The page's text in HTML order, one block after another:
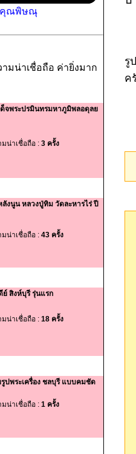
คุณพิษณุ
มน่าเชื่อถือ ค่ายิ่งมาก
ด็จพระปรมินทรมหาภูมิพลอดุลย
น่าเชื่อถือ : 3 ครั้ง
ลังนูน หลวงปู่ทิม วัดละหารไร่ ปี
น่าเชื่อถือ : 43 ครั้ง
สิงห์บุรี รุ่นแรก
น่าเชื่อถือ : 18 ครั้ง
ปพระเครื่อง ชลบุรี แบบคมชัด
น่าเชื่อถือ : 1 ครั้ง
รู
ค